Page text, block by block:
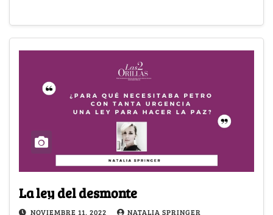
La ley del desmonte
NOVIEMBRE 11, 2022 NATALIA SPRINGER